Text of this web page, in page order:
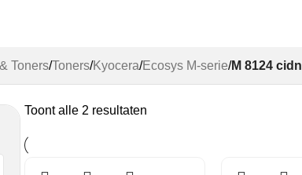
Toners/Toners/Kyocera/Ecosys M-serie/M 8124 cidn
Toont alle 2 resultaten